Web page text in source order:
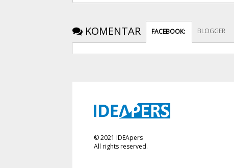
KOMENTAR FACEBOOK: BLOGGER
©2021 IDEApers
All rights reserved.